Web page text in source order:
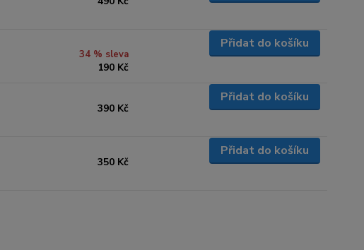
34 % sleva
190 Kč
Přidat do košíku
390 Kč
Přidat do košíku
350 Kč
Přidat do košíku